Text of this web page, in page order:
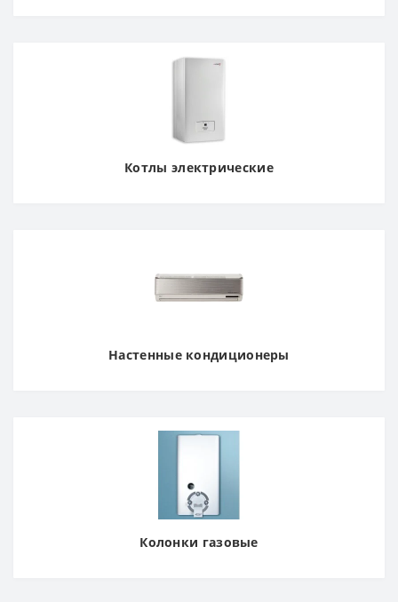
Котлы электрические
Настенные кондиционеры
Колонки газовые